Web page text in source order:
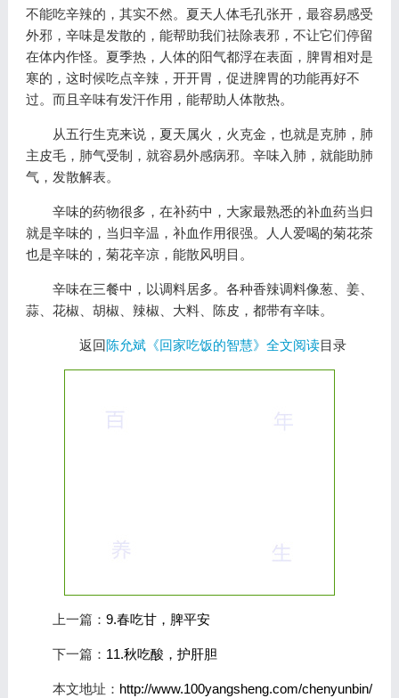
不能吃辛辣的，其实不然。夏天人体毛孔张开，最容易感受
外邪，辛味是发散的，能帮助我们祛除表邪，不让它们停留
在体内作怪。夏季热，人体的阳气都浮在表面，脾胃相对是
寒的，这时候吃点辛辣，开开胃，促进脾胃的功能再好不
过。而且辛味有发汗作用，能帮助人体散热。
从五行生克来说，夏天属火，火克金，也就是克肺，肺
主皮毛，肺气受制，就容易外感病邪。辛味入肺，就能助肺
气，发散解表。
辛味的药物很多，在补药中，大家最熟悉的补血药当归
就是辛味的，当归辛温，补血作用很强。人人爱喝的菊花茶
也是辛味的，菊花辛凉，能散风明目。
辛味在三餐中，以调料居多。各种香辣调料像葱、姜、
蒜、花椒、胡椒、辣椒、大料、陈皮，都带有辛味。
返回陈允斌《回家吃饭的智慧》全文阅读目录
上一篇： 9.春吃甘，脾平安
下一篇： 11.秋吃酸，护肝胆
本文地址： http://www.100yangsheng.com/chenyunbin/